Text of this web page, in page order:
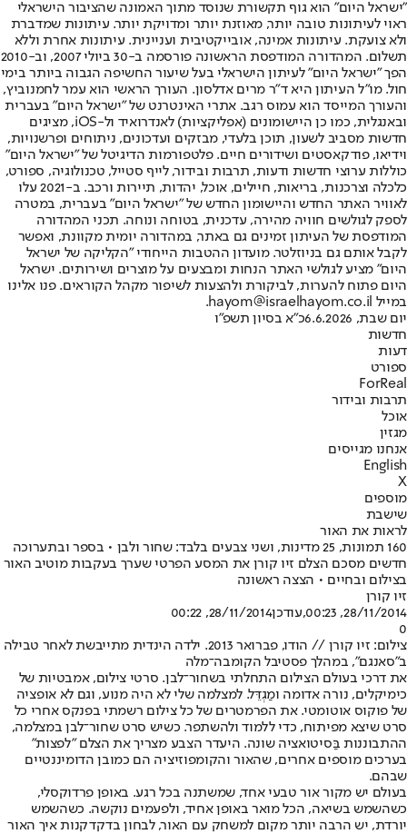
"ישראל היום" הוא גוף תקשורת שנוסד מתוך האמונה שהציבור הישראלי
ראוי לעיתונות טובה יותר, מאוזנת יותר ומדויקת יותר. עיתונות שמדברת
ולא צועקת. עיתונות אמינה, אובייקטיבית ועניינית. עיתונות אחרת וללא
תשלום. המהדורה המודפסת הראשונה פורסמה ב-30 ביולי 2007, וב-2010
הפך "ישראל היום" לעיתון הישראלי בעל שיעור החשיפה הגבוה ביותר בימי
חול. מו"ל העיתון היא ד"ר מרים אדלסון. העורך הראשי הוא עמר לחמנוביץ,
והעורך המייסד הוא עמוס רגב. אתרי האינטרנט של "ישראל היום" בעברית
ובאנגלית, כמו כן היישומונים (אפליקציות) לאנדרואיד ול-iOS, מציגים
חדשות מסביב לשעון, תוכן בלעדי, מבזקים ועדכונים, ניתוחים ופרשנויות,
וידיאו, פודקאסטים ושידורים חיים. פלטפורמות הדיגיטל של "ישראל היום"
כוללות ערוצי חדשות ודעות, תרבות ובידור, לייף סטייל, טכנולוגיה, ספורט,
כלכלה וצרכנות, בריאות, חיילים, אוכל, יהדות, תיירות ורכב. ב-2021 עלו
לאוויר האתר החדש והיישומון החדש של "ישראל היום" בעברית, במטרה
לספק לגולשים חוויה מהירה, עדכנית, בטוחה ונוחה. תכני המהדורה
המודפסת של העיתון זמינים גם באתר, במהדורה יומית מקוונת, ואפשר
לקבל אותם גם בניוזלטר. מועדון ההטבות הייחודי "הקליקה של ישראל
היום" מציע לגולשי האתר הנחות ומבצעים על מוצרים ושירותים. ישראל
היום פתוח להערות, לביקורת ולהצעות לשיפור מקהל הקוראים. פנו אלינו
במייל hayom@israelhayom.co.il.
יום שבת, 6.6.2026
כ"א בסיון תשפ"ו
חדשות
דעות
ספורט
ForReal
תרבות ובידור
אוכל
מגזין
אנחנו מגייסים
English
X
מוספים
שישבת
לראות את האור
160 תמונות, 25 מדינות, ושני צבעים בלבד: שחור ולבן • בספר ובתערוכה
חדשים מסכם הצלם זיו קורן את המסע הפרטי שערך בעקבות מוטיב האור
בצילום ובחיים • הצצה ראשונה
זיו קורן
28/11/2014, 00:23
,עודכן28/11/2014, 00:22
0
צילום: זיו קורן // הודו, פברואר 2013. ילדה הינדית מתייבשת לאחר טבילה
ב"סאנגם", במהלך פסטיבל הקומבה־מלה
את דרכי בעולם הצילום התחלתי בשחור־לבן. סרטי צילום, אמבטיות של
כימיקלים, נורה אדומה ומַגְדֵּל. למצלמה שלי לא היה מנוע, וגם לא אופציה
של פוקוס אוטומטי. את הפרמטרים של כל צילום רשמתי בפנקס אחרי כל
סרט שיצא מפיתוח, כדי ללמוד ולהשתפר. כשיש סרט שחור־לבן במצלמה,
ההתבוננות בַּסיטואציה שונה. היעדר הצבע מצריך את הצלם "לפצות"
בערכים מוספים אחרים, שהאור והקומפוזיציה הם כמובן הדומיננטיים
שבהם.
בעולם יש מקור אור טבעי אחד, שמשתנה בכל רגע. באופן פרדוקסלי,
כשהשמש בשיאה, הכל מואר באופן אחיד, ולפעמים נוקשה. כשהשמש
יורדת, יש הרבה יותר מקום למשחק עם האור, לבחון בדקדקנות איך האור